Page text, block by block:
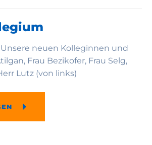
neuen Kolleginnen und
Frau Bezikofer, Frau Selg,
Lutz (von links)